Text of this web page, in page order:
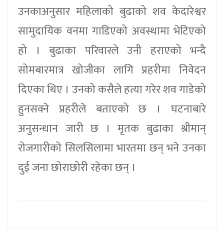
उनकाअनुसार महिलाको बुढाको शव केदारेश्वर
सामुदायिक वनमा गाडिएको अवस्थामा भेटिएको
हो । बुढाका परिवारले उनी हराएको भन्दै
सोमबारमात्र खोजीका लागि प्रहरीमा निवेदन
दिएका थिए । उनको कसैले हत्या गरेर शव गाडेको
हुनसक्ने प्रहरीले बताएको छ । घटनाबारे
अनुसन्धान जारी छ । मृतक बुढाका श्रीमान्
रोजगारीको सिलसिलामा भारतमा छन् भने उनका
दुई जना छोराछोरी रहेका छन् ।